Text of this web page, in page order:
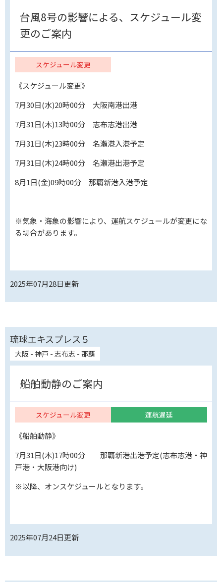
台風8号の影響による、スケジュール変
更のご案内
スケジュール変更
《スケジュール変更》
7月30日(水)20時00分 大阪南港出港
7月31日(木)13時00分 志布志港出港
7月31日(木)23時00分 名瀬港入港予定
7月31日(木)24時00分 名瀬港出港予定
8月1日(金)09時00分 那覇新港入港予定
※気象・海象の影響により、運航スケジュールが変更にな
る場合があります。
2025年07月28日更新
琉球エキスプレス５
大阪 - 神戸 - 志布志 - 那覇
船舶動静のご案内
スケジュール変更 運航遅延
《船舶動静》
7月31日(木)17時00分 那覇新港出港予定(志布志港・神
戸港・大阪港向け)
※以降、オンスケジュールとなります。
2025年07月24日更新